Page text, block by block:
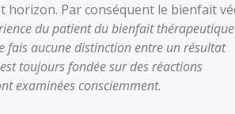
horizon. Par conséquent le bienfait
du patient du bienfait
fais aucune distinction entre un résultat
toujours fondée sur des réactions
examinées consciemment.